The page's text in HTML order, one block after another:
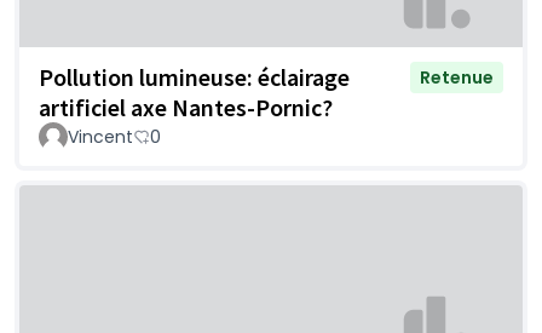
Pollution lumineuse: éclairage
artificiel axe Nantes-Pornic?
Retenue
Vincent 0